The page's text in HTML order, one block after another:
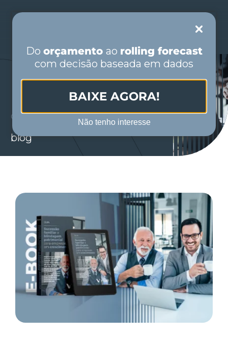
Do orçamento ao rolling forecast
com decisão baseada em dados
BAIXE AGORA!
Não tenho interesse
PORTUGUÊS
SEGMENTOS
SOLUCIONES
CONTENIDO
RESULTADOS
CONTEÚDO SOBRECONSULTORIA
blog